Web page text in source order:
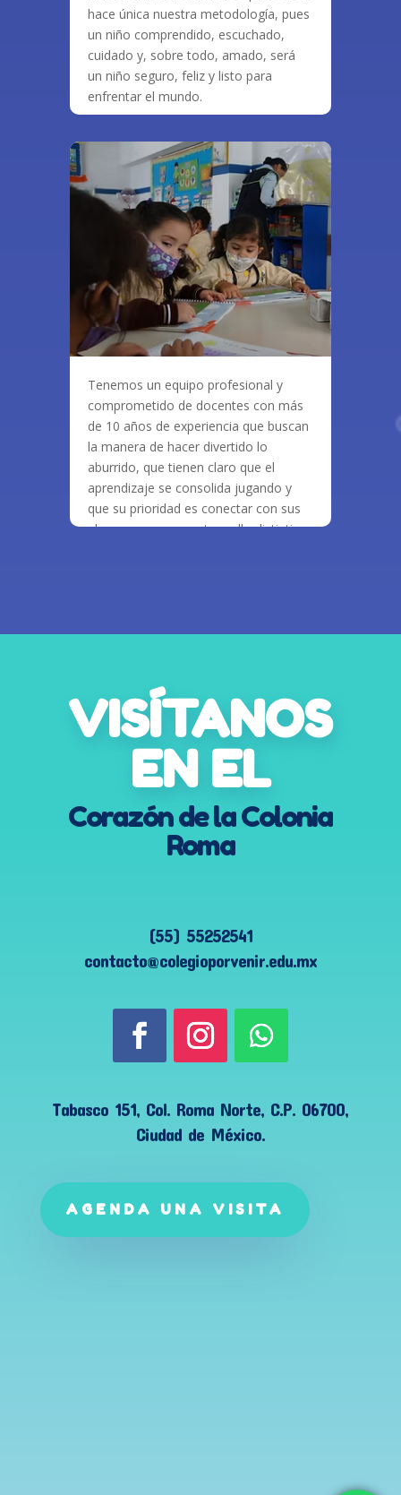
hace única nuestra metodología, pues
un niño comprendido, escuchado,
cuidado y, sobre todo, amado, será
un niño seguro, feliz y listo para
enfrentar el mundo.
Tenemos un equipo profesional y
comprometido de docentes con más
de 10 años de experiencia que buscan
la manera de hacer divertido lo
aburrido, que tienen claro que el
aprendizaje se consolida jugando y
que su prioridad es conectar con sus
alumnos, pues nuestro sello distintivo
VISÍTANOS
EN EL
Corazón de la Colonia
Roma
(55) 55252541
contacto@colegioporvenir.edu.mx
Tabasco 151, Col. Roma Norte, C.P. 06700,
Ciudad de México.
AGENDA UNA VISITA